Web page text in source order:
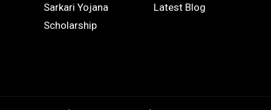
Sarkari Yojana
Scholarship
Latest Blog